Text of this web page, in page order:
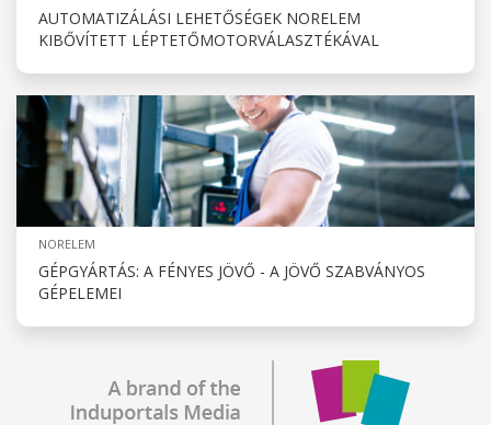
AUTOMATIZÁLÁSI LEHETŐSÉGEK NORELEM
KIBŐVÍTETT LÉPTETŐMOTORVÁLASZTÉKÁVAL
NORELEM
GÉPGYÁRTÁS: A FÉNYES JÖVŐ - A JÖVŐ SZABVÁNYOS
GÉPELEMEI